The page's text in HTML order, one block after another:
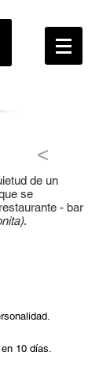
<
de un
se
- bar
.
10 días.